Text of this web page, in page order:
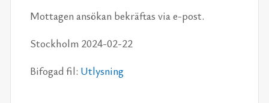
Mot­ta­gen an­sö­kan be­kräf­tas via e-post.
Stock­holm 2024-02-22
Bi­fo­gad fil: Ut­lys­ning